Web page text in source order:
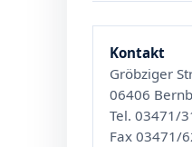
Kontakt
Gröbziger
06406
Tel. 03471/
Fax 03471/